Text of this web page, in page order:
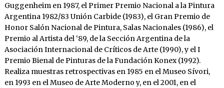
Guggenheim en 1987, el Primer Premio Nacional a la Pintura
Argentina 1982/83 Unión Carbide (1983), el Gran Premio de
Honor Salón Nacional de Pintura, Salas Nacionales (1986), el
Premio al Artista del ‘89, de la Sección Argentina de la
Asociación Internacional de Críticos de Arte (1990), y el I
Premio Bienal de Pinturas de la Fundación Konex (1992).
Realiza muestras retrospectivas en 1985 en el Museo Sívori,
en 1993 en el Museo de Arte Moderno y, en el 2001, en el